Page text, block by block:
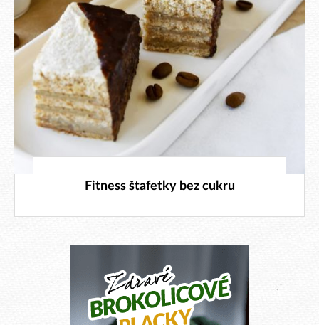
7. 3. 2026
Fitness štafetky bez cukru